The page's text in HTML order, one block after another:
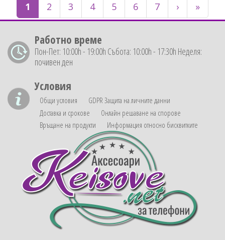
1 2 3 4 5 6 7 › »
Работно време
Пон-Пет: 10:00h - 19:00h Събота: 10:00h - 17:30h Неделя:
почивен ден
Условия
Общи условия
GDPR Защита на личните данни
Доставка и срокове
Онлайн решаване на спорове
Връщане на продукти
Информация относно бисквитките